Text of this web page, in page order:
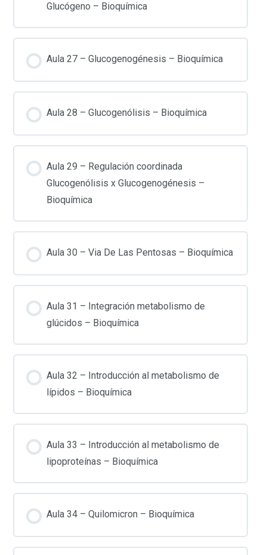
Glucógeno – Bioquímica
Aula 27 – Glucogenogénesis – Bioquímica
Aula 28 – Glucogenólisis – Bioquímica
Aula 29 – Regulación coordinada
Glucogenólisis x Glucogenogénesis –
Bioquímica
Aula 30 – Via De Las Pentosas – Bioquímica
Aula 31 – Integración metabolismo de
glúcidos – Bioquímica
Aula 32 – Introducción al metabolismo de
lípidos – Bioquímica
Aula 33 – Introducción al metabolismo de
lipoproteínas – Bioquímica
Aula 34 – Quilomicron – Bioquímica